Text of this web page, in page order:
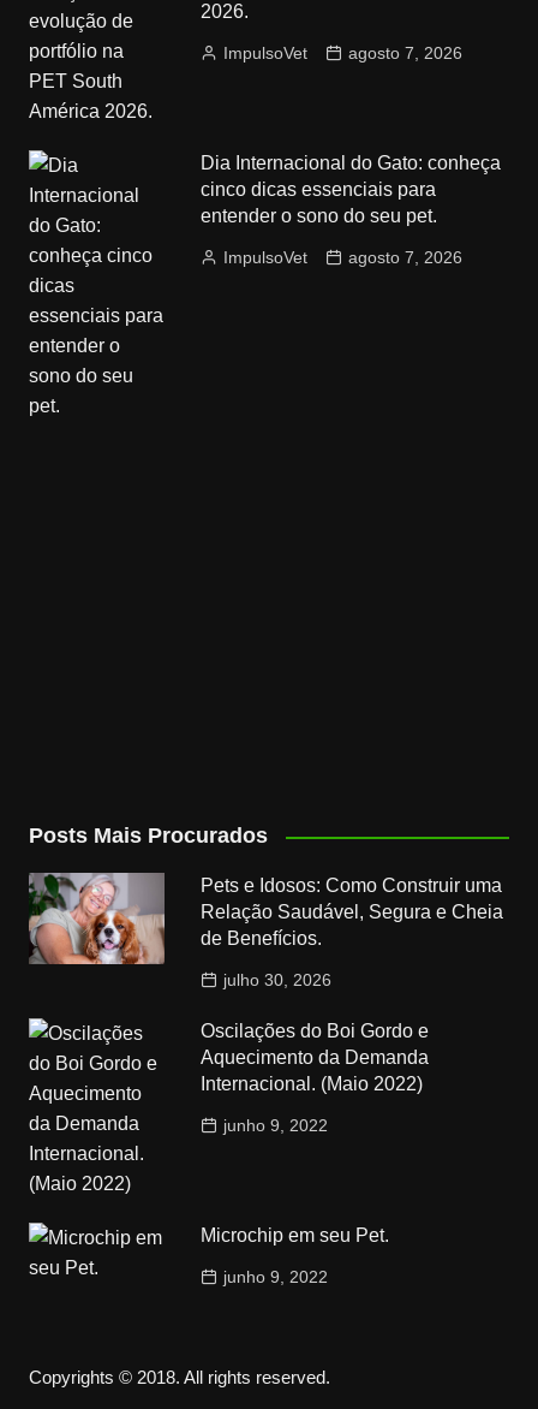
2026.
ImpulsoVet agosto 7, 2026
Dia Internacional do Gato: conheça
cinco dicas essenciais para
entender o sono do seu pet.
ImpulsoVet agosto 7, 2026
Posts Mais Procurados
Pets e Idosos: Como Construir uma
Relação Saudável, Segura e Cheia
de Benefícios.
julho 30, 2026
Oscilações do Boi Gordo e
Aquecimento da Demanda
Internacional. (Maio 2022)
junho 9, 2022
Microchip em seu Pet.
junho 9, 2022
Copyrights © 2018. All rights reserved.